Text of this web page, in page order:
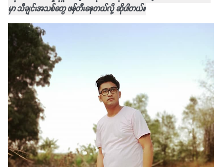
မှာ သီချင်းအသစ်တွေ ဖန်တီးနေတယ်လို့ ဆိုပါတယ်။